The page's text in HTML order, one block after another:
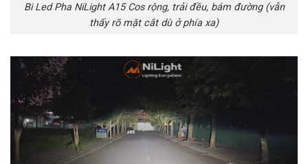
Bi Led Pha NiLight A15 Cos rộng, trải đều, bám đường (vẫn
thấy rõ mặt cắt dù ở phía xa)